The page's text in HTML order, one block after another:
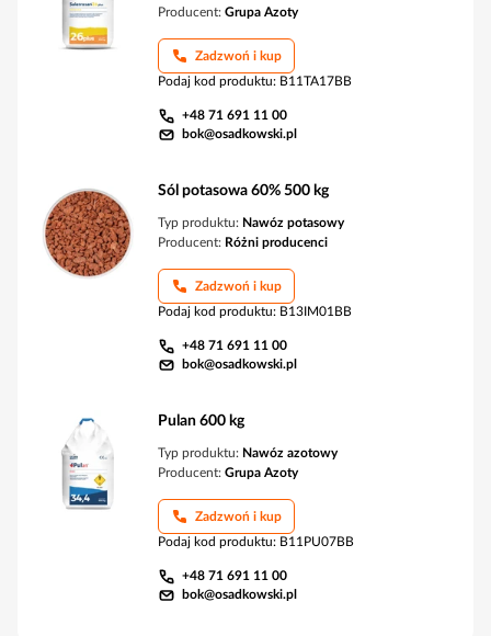
Producent: Grupa Azoty
Zadzwoń i kup
Podaj kod produktu: B11TA17BB
+48 71 691 11 00
bok@osadkowski.pl
Sól potasowa 60% 500 kg
Typ produktu: Nawóz potasowy
Producent: Różni producenci
Zadzwoń i kup
Podaj kod produktu: B13IM01BB
+48 71 691 11 00
bok@osadkowski.pl
Pulan 600 kg
Typ produktu: Nawóz azotowy
Producent: Grupa Azoty
Zadzwoń i kup
Podaj kod produktu: B11PU07BB
+48 71 691 11 00
bok@osadkowski.pl